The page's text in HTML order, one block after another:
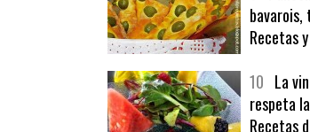
bavarois,
Recetas